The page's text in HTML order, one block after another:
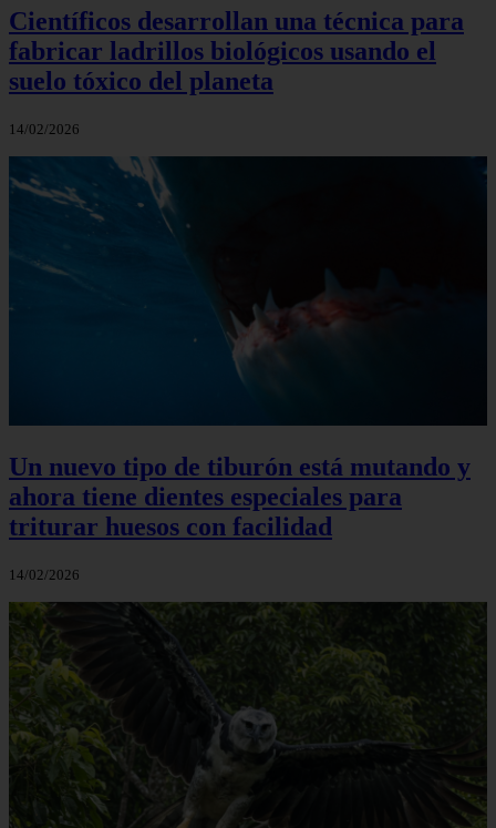
Científicos desarrollan una técnica para
fabricar ladrillos biológicos usando el
suelo tóxico del planeta
14/02/2026
Un nuevo tipo de tiburón está mutando y
ahora tiene dientes especiales para
triturar huesos con facilidad
14/02/2026